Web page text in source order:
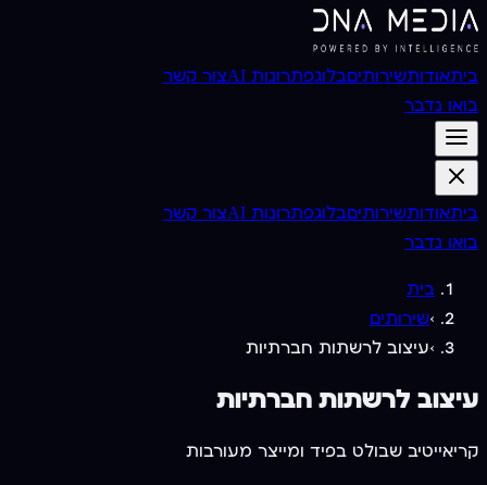
ביתאודותשירותיםבלוגפתרונות AI
צור קשר
בואו נדבר
ביתאודותשירותיםבלוגפתרונות AI
צור קשר
בואו נדבר
בית
›שירותים
›עיצוב לרשתות חברתיות
עיצוב לרשתות חברתיות
קריאייטיב שבולט בפיד ומייצר מעורבות